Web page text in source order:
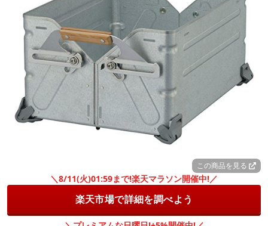
この商品を見る
＼8/11(火)01:59まで!楽天マラソン開催中!／
楽天市場で詳細を調べよう